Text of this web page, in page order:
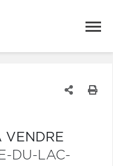
VENDRE
DU-LAC-